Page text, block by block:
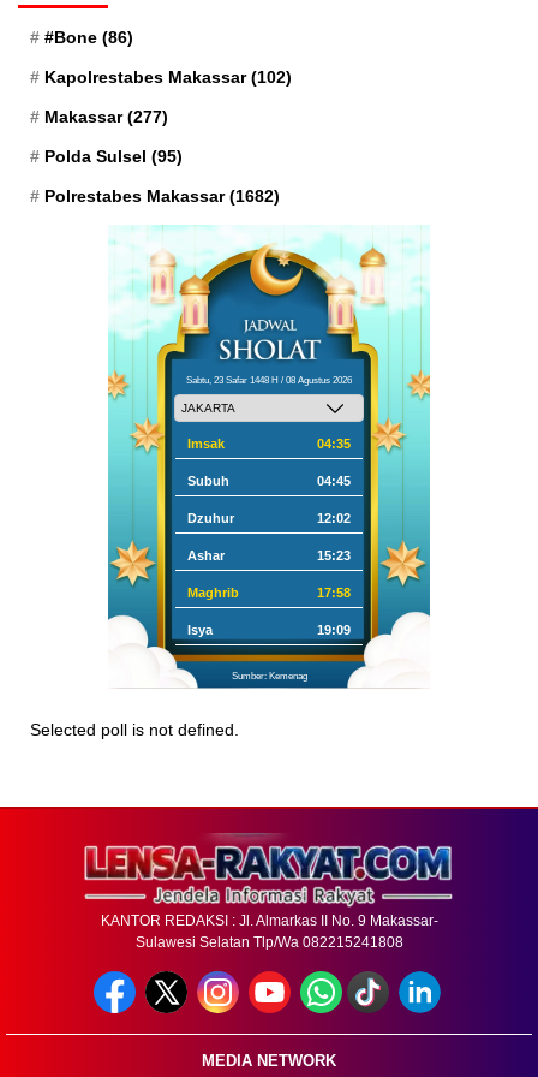
#Bone (86)
Kapolrestabes Makassar(102)
Makassar(277)
Polda Sulsel (95)
Polrestabes Makassar(1682)
Sabtu, 23 Safar 1448 H / 08 Agustus 2026
Imsak 04:35
Subuh 04:45
Dzuhur 12:02
Ashar 15:23
Maghrib 17:58
Isya 19:09
Sumber: Kemenag
Selected poll is not defined.
KANTOR REDAKSI : Jl. Almarkas II No. 9 Makassar-
Sulawesi Selatan Tlp/Wa 082215241808
MEDIA NETWORK